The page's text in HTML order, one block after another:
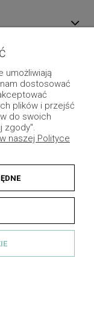
umożliwiają
dostosować
plików i przejść
do swoich
zgody".
naszej Polityce